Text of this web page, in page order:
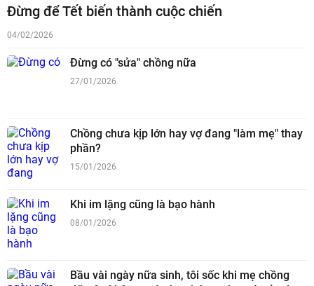
Đừng để Tết biến thành cuộc chiến
04/02/2026
Đừng có "sửa" chồng nữa
27/01/2026
Chồng chưa kịp lớn hay vợ đang "làm mẹ" thay
phần?
15/01/2026
Khi im lặng cũng là bạo hành
08/01/2026
Bầu vài ngày nữa sinh, tôi sốc khi mẹ chồng